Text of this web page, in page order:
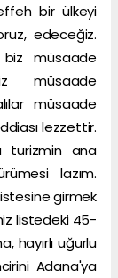
bir ülkeyi
edeceğiz.
müsaade
müsaade
müsaade
lezzettir.
turizmin ana
lazım.
girmek
listedeki 45-
hayırlı uğurlu
Adana'ya